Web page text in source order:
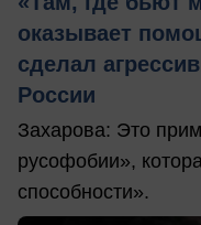
оказывает
сделал
России
Захарова: Это
русофобии»,
способности».